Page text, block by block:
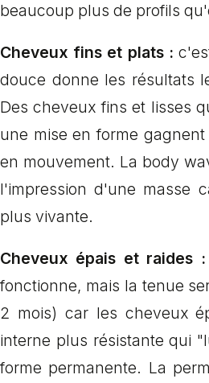
beaucoup plus de profils
Cheveux fins et plats :
douce donne les résultats
Des cheveux fins et lisses
une mise en forme
en mouvement. La body
l'impression d'une masse
plus vivante.
Cheveux épais et raides :
fonctionne, mais la tenue
2 mois) car les cheveux
interne plus résistante qui
forme permanente. La